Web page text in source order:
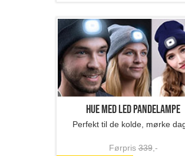
Hue med LED pandelampe
Perfekt til de kolde, mørke
Førpris339,-